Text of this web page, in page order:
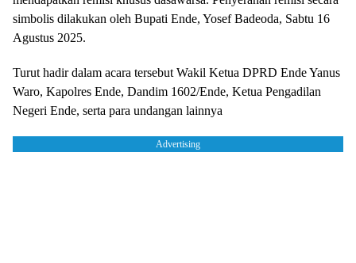
simbolis dilakukan oleh Bupati Ende, Yosef Badeoda, Sabtu 16
Agustus 2025.
Turut hadir dalam acara tersebut Wakil Ketua DPRD Ende Yanus
Waro, Kapolres Ende, Dandim 1602/Ende, Ketua Pengadilan
Negeri Ende, serta para undangan lainnya
Advertising